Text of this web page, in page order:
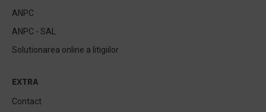
ANPC
ANPC - SAL
Solutionarea online a litigiilor
EXTRA
Contact